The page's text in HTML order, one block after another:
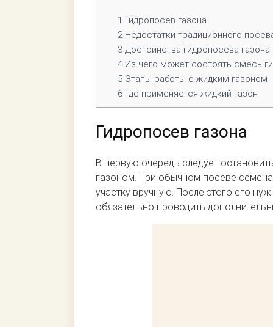
1 Гидропосев газона
2Недостатки традиционного
3 Достоинства гидропосева газона
4 Из чего может состоять смесь
5 Этапы работы с жидким газоном
6 Где применяется жидкий газон
Гидропосев газона
В первую очередь следует
газоном. При обычном посеве
участку вручную. После этого его
обязательно проводить